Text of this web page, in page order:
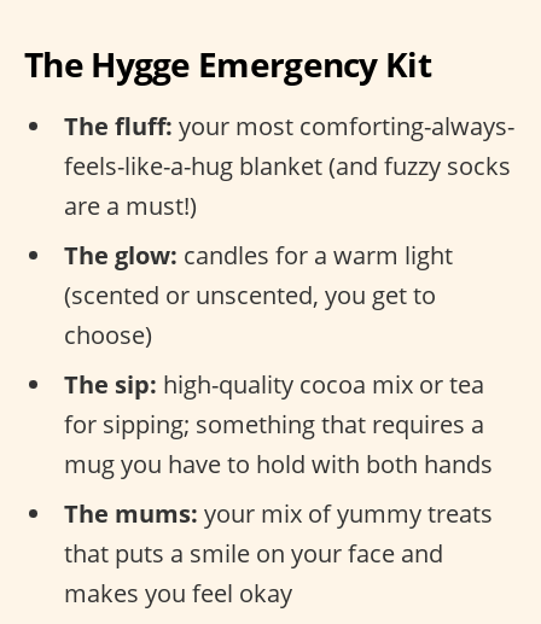
The Hygge Emergency Kit
The fluff: your most comforting-always-
feels-like-a-hug blanket (and fuzzy socks
are a must!)
The glow: candles for a warm light
(scented or unscented, you get to
choose)
The sip: high-quality cocoa mix or tea
for sipping; something that requires a
mug you have to hold with both hands
The mums: your mix of yummy treats
that puts a smile on your face and
makes you feel okay